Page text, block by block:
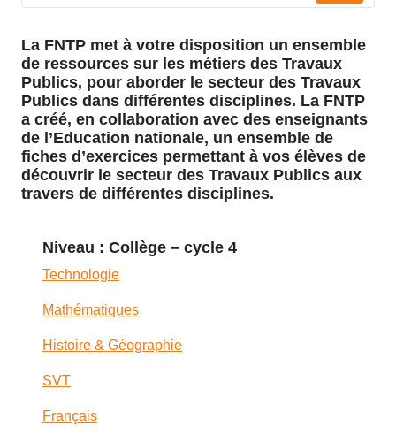
La FNTP met à votre disposition un ensemble
de ressources sur les métiers des Travaux
Publics, pour aborder le secteur des Travaux
Publics dans différentes disciplines. La FNTP
a créé, en collaboration avec des enseignants
de l’Education nationale, un ensemble de
fiches d’exercices permettant à vos élèves de
découvrir le secteur des Travaux Publics aux
travers de différentes disciplines.
Niveau : Collège – cycle 4
Technologie
Mathématiques
Histoire & Géographie
SVT
Français